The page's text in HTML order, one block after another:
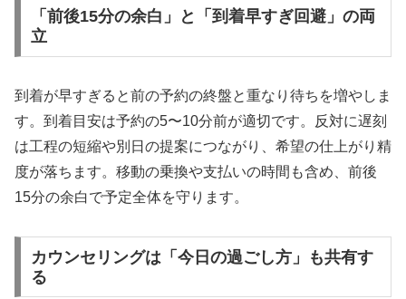
「前後15分の余白」と「到着早すぎ回避」の両
立
到着が早すぎると前の予約の終盤と重なり待ちを増やしま
す。到着目安は予約の5〜10分前が適切です。反対に遅刻
は工程の短縮や別日の提案につながり、希望の仕上がり精
度が落ちます。移動の乗換や支払いの時間も含め、前後
15分の余白で予定全体を守ります。
カウンセリングは「今日の過ごし方」も共有す
る